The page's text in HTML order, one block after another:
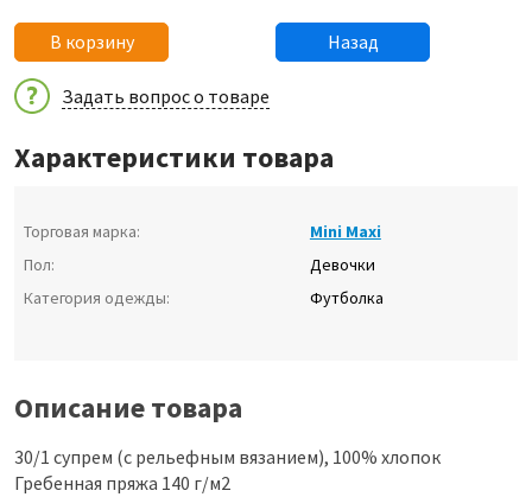
В корзину Назад
Задать вопрос о товаре
Характеристики товара
Торговая марка:
Mini Maxi
Пол:
Девочки
Категория одежды:
Футболка
Описание товара
30/1 супрем (с рельефным вязанием), 100% хлопок
Гребенная пряжа 140 г/м2